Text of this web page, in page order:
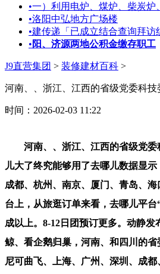
•一）利用电炉、煤炉、柴炭炉
•洛阳中弘地方广场楼
•建传递「已成立结合查询拜访
• 阳、济源两地公积金缴存职工
J9直营集团 > 装修建材百科 >
河南、、浙江、江西的省级党委科技
时间：2026-02-03 11:22
河南、、浙江、江西的省级党委
儿大了终究能够用了去哪儿数据显示
成都、杭州、南京、厦门、青岛、
台上，从旅逛订单来看，去哪儿平台
成以上。8-12日团预订更多。动静
鲸、看企鹅归巢，河南、和四川的
尼可曲飞、上海、广州、深圳、成